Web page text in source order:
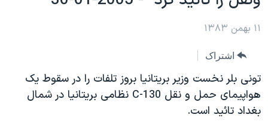
جهش
اصلی
جهش
به
جستجو
ایران
آمریکا
گزیده‌ها
ویژه برنامه‌ها
برنامه های تلویزیونی
جدول برنامه ها
صفحه‌های ویژه
عملیات خشم حماسی
۲۵۰سالگی آمریکا
پخش رادیویی
۱۱ بهمن ۱۳۸۳
اشتراک
تونی بلر نخست وزير بريتانيا بروز تلفات را در سقوط يک
هواپيمای حمل و نقل C-130 نظامی بريتانيا در شمال
بغداد تائيد است.